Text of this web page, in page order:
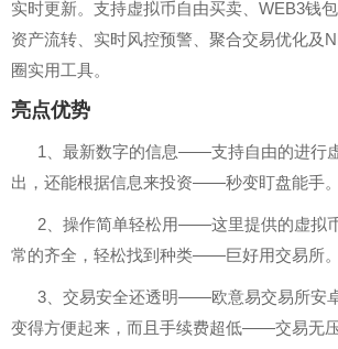
实时更新。支持虚拟币自由买卖、WEB3钱
资产流转、实时风控预警、聚合交易优化及
圈实用工具。
亮点优势
1、最新数字的信息——支持自由的进行
出，还能根据信息来投资——秒变盯盘能手。
2、操作简单轻松用——这里提供的虚拟
常的齐全，轻松找到种类——巨好用交易所。
3、交易安全还透明——欧意易交易所安
变得方便起来，而且手续费超低——交易无压